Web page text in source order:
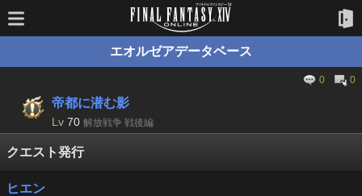
エオルゼアデータベース
0 0
帝都に潜む影
Lv 70 解放戦争 戦後編
クエスト発行
ヒエン